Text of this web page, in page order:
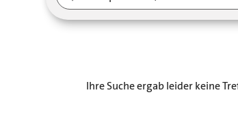
Ihre Suche ergab leider keine